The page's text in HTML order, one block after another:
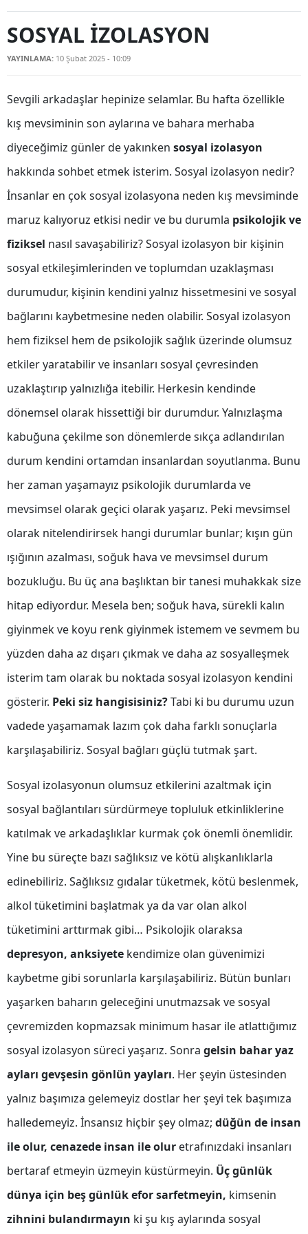
Bilecik
Bingöl
Bolu
Burdur
Bursa
Çankırı
Çorum
Denizli
Diyarbakır
Erzincan
Erzurum
Eskişehir
Gaziantep
Hatay
Isparta
Mersin
Kars
Kastamonu
Kırklareli
Kırşehir
Kocaeli
Konya
Malatya
Manisa
Kahramanmaraş
Mardin
Nevşehir
Niğde
Ordu
Rize
Sakarya
SOSYAL İZOLASYON
YAYINLAMA: 10 Şubat 2025 - 10:09
Sevgili arkadaşlar hepinize selamlar. Bu hafta özellikle
kış mevsiminin son aylarına ve bahara merhaba
diyeceğimiz günler de yakınken sosyal izolasyon
hakkında sohbet etmek isterim. Sosyal izolasyon nedir?
İnsanlar en çok sosyal izolasyona neden kış mevsiminde
maruz kalıyoruz etkisi nedir ve bu durumla psikolojik ve
fiziksel nasıl savaşabiliriz? Sosyal izolasyon bir kişinin
sosyal etkileşimlerinden ve toplumdan uzaklaşması
durumudur, kişinin kendini yalnız hissetmesini ve sosyal
bağlarını kaybetmesine neden olabilir. Sosyal izolasyon
hem fiziksel hem de psikolojik sağlık üzerinde olumsuz
etkiler yaratabilir ve insanları sosyal çevresinden
uzaklaştırıp yalnızlığa itebilir. Herkesin kendinde
dönemsel olarak hissettiği bir durumdur. Yalnızlaşma
kabuğuna çekilme son dönemlerde sıkça adlandırılan
durum kendini ortamdan insanlardan soyutlanma. Bunu
her zaman yaşamayız psikolojik durumlarda ve
mevsimsel olarak geçici olarak yaşarız. Peki mevsimsel
olarak nitelendirirsek hangi durumlar bunlar; kışın gün
ışığının azalması, soğuk hava ve mevsimsel durum
bozukluğu. Bu üç ana başlıktan bir tanesi muhakkak size
hitap ediyordur. Mesela ben; soğuk hava, sürekli kalın
giyinmek ve koyu renk giyinmek istemem ve sevmem bu
yüzden daha az dışarı çıkmak ve daha az sosyalleşmek
isterim tam olarak bu noktada sosyal izolasyon kendini
gösterir. Peki siz hangisisiniz?Tabi ki bu durumu uzun
vadede yaşamamak lazım çok daha farklı sonuçlarla
karşılaşabiliriz. Sosyal bağları güçlü tutmak şart.
Sosyal izolasyonun olumsuz etkilerini azaltmak için
sosyal bağlantıları sürdürmeye topluluk etkinliklerine
katılmak ve arkadaşlıklar kurmak çok önemli önemlidir.
Yine bu süreçte bazı sağlıksız ve kötü alışkanlıklarla
edinebiliriz. Sağlıksız gıdalar tüketmek, kötü beslenmek,
alkol tüketimini başlatmak ya da var olan alkol
tüketimini arttırmak gibi… Psikolojik olaraksa
depresyon, anksiyete kendimize olan güvenimizi
kaybetme gibi sorunlarla karşılaşabiliriz. Bütün bunları
yaşarken baharın geleceğini unutmazsak ve sosyal
çevremizden kopmazsak minimum hasar ile atlattığımız
sosyal izolasyon süreci yaşarız. Sonra gelsin bahar yaz
ayları gevşesin gönlün yayları. Her şeyin üstesinden
yalnız başımıza gelemeyiz dostlar her şeyi tek başımıza
halledemeyiz. İnsansız hiçbir şey olmaz; düğün de insan
ile olur, cenazede insan ile olur etrafınızdaki insanları
bertaraf etmeyin üzmeyin küstürmeyin. Üç günlük
dünya için beş günlük efor sarfetmeyin, kimsenin
zihnini bulandırmayın ki şu kış aylarında sosyal